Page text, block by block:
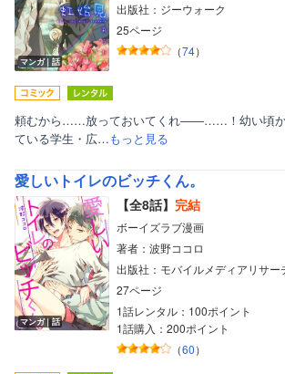
マンガ｜話
出版社：ジーウォーク
25ページ
（74）
頼むから……放っておいてくれ――……！幼い頃か
ている学生・広…もっと見る
愛しいトイレのビッチくん。
マンガ｜話
【全8話】 完結
ボーイズラブ漫画
著者：波野ココロ
出版社：モバイルメディアリサー
27ページ
1話レンタル：100ポイント
1話購入：200ポイント
（60）